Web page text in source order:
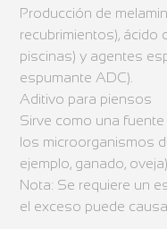
Producción de
recubrimientos), ácido
piscinas) y agentes
espumante ADC).
Aditivo para piensos
Sirve como una
los microorganismos
ejemplo, ganado,
Nota: Se requiere un
el exceso puede